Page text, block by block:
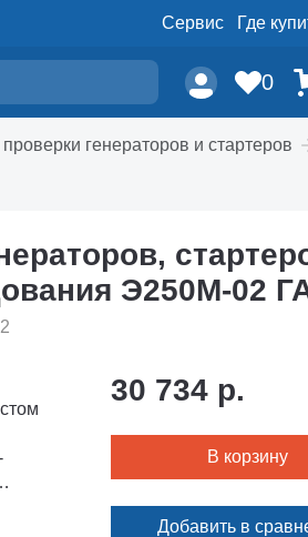
Сервис Где
0
генераторов и стартеров
Э250М-02
30 734 р.
В корзину
Добавить в